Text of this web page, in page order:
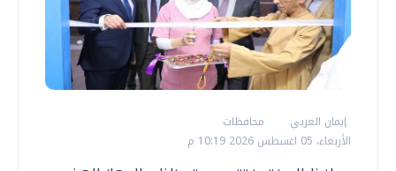
إيمان العربي
محافظات
الأربعاء، 05 اغسطس 2026 10:19 م